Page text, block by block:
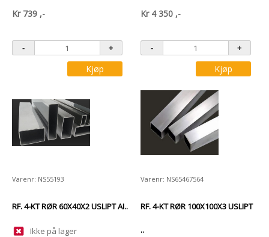
Kr 739 ,-
Kjøp
Kr 4 350 ,-
Kjøp
Varenr: NS55193
RF. 4-KT RØR 60X40X2 USLIPT AI..
Ikke på lager
Varenr: NS65467564
RF. 4-KT RØR 100X100X3 USLIPT
..